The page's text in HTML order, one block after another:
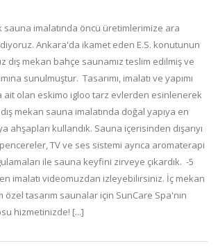
sauna imalatında öncü üretimlerimize ara
Ankara'da ikamet eden E.S. konutunun
dış mekan bahçe saunamız teslim edilmiş ve
sunulmuştur. Tasarımı, imalatı ve yapımı
ait olan eskimo igloo tarz evlerden esinlenerek
mekan sauna imalatında doğal yapıya en
ahşapları kullandık. Sauna içerisinden dışarıyı
TV ve ses sistemi ayrıca aromaterapi
ile sauna keyfini zirveye çıkardık. -5
imalatı videomuzdan izleyebilirsiniz. İç mekan
özel tasarım saunalar için SunCare Spa'nın
hizmetinizde! [...]